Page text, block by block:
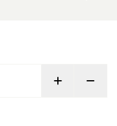
Persoon